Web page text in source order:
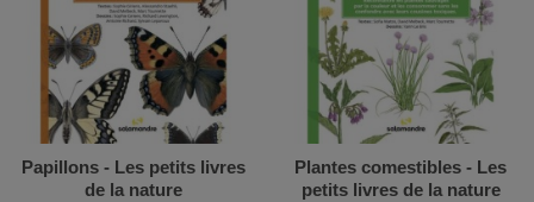
Papillons - Les petits livres
de la nature
Plantes comestibles - Les
petits livres de la nature